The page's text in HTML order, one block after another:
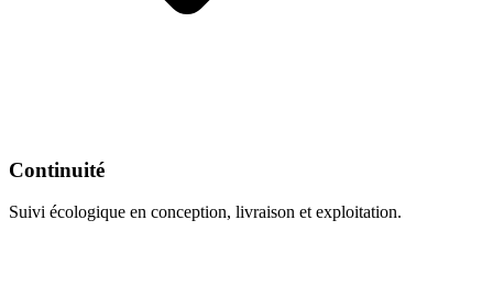
Continuité
Suivi écologique en conception, livraison et exploitation.